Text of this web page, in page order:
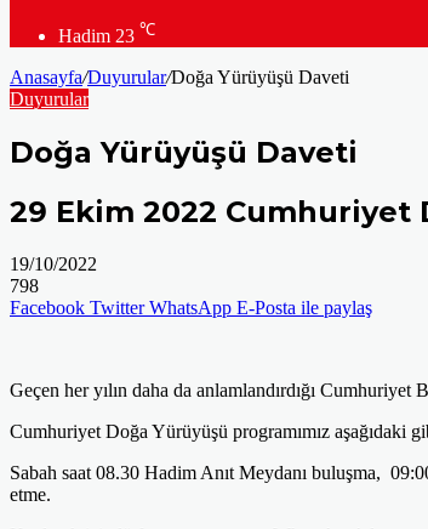
Hadim 23 ℃
Anasayfa/Duyurular/Doğa Yürüyüşü Daveti
Duyurular
Doğa Yürüyüşü Daveti
29 Ekim 2022 Cumhuriyet
19/10/2022
798
Facebook Twitter WhatsApp E-Posta ile paylaş
Geçen her yılın daha da anlamlandırdığı
Cumhuriyet Doğa Yürüyüşü programımız aşağıdaki
Sabah saat 08.30 Hadim Anıt Meydanı buluşma,
etme.